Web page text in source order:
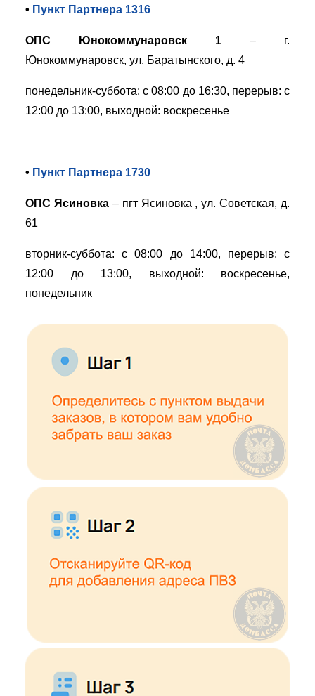
• Пункт Партнера 1316
ОПС Юнокоммунаровск 1 – г.
Юнокоммунаровск, ул. Баратынского, д. 4
понедельник-суббота: с 08:00 до 16:30, перерыв: с
12:00 до 13:00, выходной: воскресенье
• Пункт Партнера 1730
ОПС Ясиновка– пгт Ясиновка , ул. Советская, д.
61
вторник-суббота: с 08:00 до 14:00, перерыв: с
12:00 до 13:00, выходной: воскресенье,
понедельник